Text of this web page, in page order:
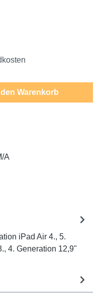
gewünschten
den Warenkorb
A
iPad Air 4., 5.
4. Generation 12,9"